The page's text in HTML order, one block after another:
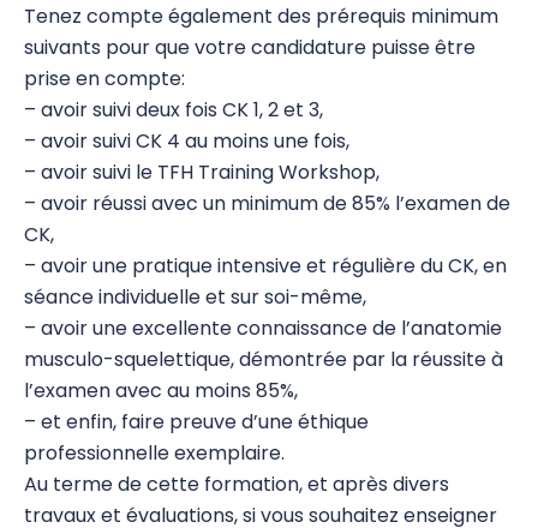
SIPS
Core Kinesiology
Core Kinesiology 1
Core Kinesiology RPP
Core Kinesiology 3
CK Proficiency
Core Kinesiology 4
Core Kinesiology Training Workshop
Pratiques supervisées Core Kinesiology
Tenez compte également des prérequis minimum
suivants pour que votre candidature puisse être
prise en compte:
– avoir suivi deux fois CK 1, 2 et 3,
– avoir suivi CK 4 au moins une fois,
– avoir suivi le TFH Training Workshop,
– avoir réussi avec un minimum de 85% l’examen de
CK,
– avoir une pratique intensive et régulière du CK, en
séance individuelle et sur soi-même,
– avoir une excellente connaissance de l’anatomie
musculo-squelettique, démontrée par la réussite à
l’examen avec au moins 85%,
– et enfin, faire preuve d’une éthique
professionnelle exemplaire.
Au terme de cette formation, et après divers
travaux et évaluations, si vous souhaitez enseigner